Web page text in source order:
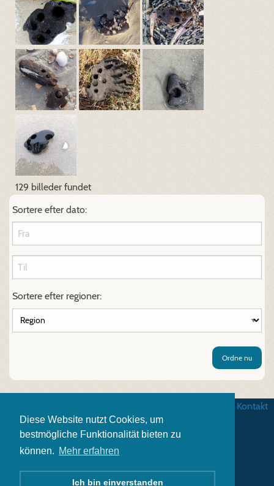
Diese Website nutzt Cookies, um
bestmögliche Funktionalität bieten zu
können. Mehr erfahren
Ich bin einverstanden
129 billeder fundet
Sortere efter dato:
Sortere efter regioner:
Ordne nu
Kontakt